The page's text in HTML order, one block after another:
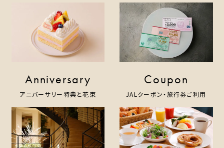
Anniversary
アニバーサリー特典と花束
Coupon
JALクーポン・旅行券ご利用